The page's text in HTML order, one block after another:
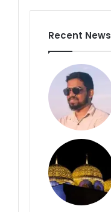
Recent News